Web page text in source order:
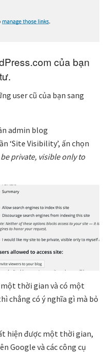
của bạn
user cũ của bạn sang
admin blog
‘Site Visibility’, ấn chọn
private, visible only to
thời gian và có một
chẳng có ý nghĩa gì mà bỏ
hiện được một thời gian,
Google và các công cụ